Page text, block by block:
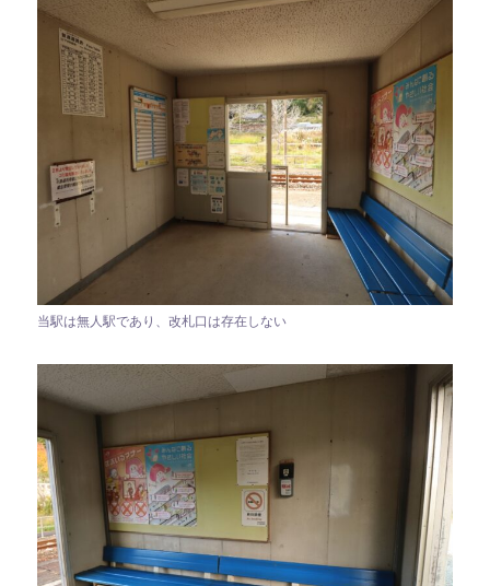
当駅は無人駅であり、改札口は存在しない